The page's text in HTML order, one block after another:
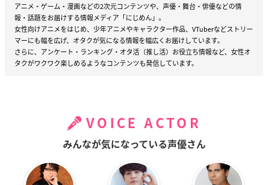
アニメ・ゲーム・漫画などの2次元コンテンツや、声優・舞台・俳優などの情
報・話題をお届けする情報メディア「にじめん」。
女性向けアニメをはじめ、少年アニメやキャラクター作品、VTuberなどストリー
マーにも幅を広げ、オタクが気になる情報を幅広くお届けしています。
さらに、アンケート・ランキング・オタ活（推し活）お役立ち情報など、女性オ
タクがワクワク楽しめるようなコンテンツも発信しています。
VOICE ACTOR
みんなが気になっている声優さん